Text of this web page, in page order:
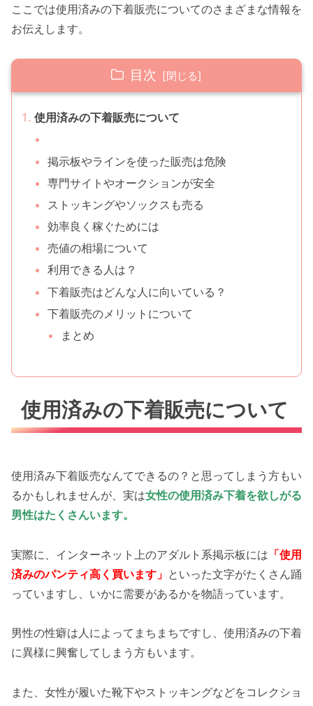
ここでは使用済みの下着販売についてのさまざまな情報を
お伝えします。
目次
使用済みの下着販売について
掲示板やラインを使った販売は危険
専門サイトやオークションが安全
ストッキングやソックスも売る
効率良く稼ぐためには
売値の相場について
利用できる人は？
下着販売はどんな人に向いている？
下着販売のメリットについて
まとめ
使用済みの下着販売について
使用済み下着販売なんてできるの？と思ってしまう方もい
るかもしれませんが、実は女性の使用済み下着を欲しがる
男性はたくさんいます。
実際に、インターネット上のアダルト系掲示板には 「使用
済みのパンティ高く買います」 といった文字がたくさん踊
っていますし、いかに需要があるかを物語っています。
男性の性癖は人によってまちまちですし、使用済みの下着
に異様に興奮してしまう方もいます。
また、女性が履いた靴下やストッキングなどをコレクショ